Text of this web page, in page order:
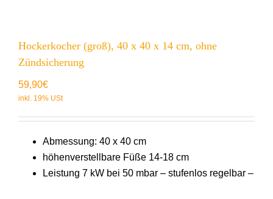
Hockerkocher (groß), 40 x 40 x 14 cm, ohne
Zündsicherung
59,90€
Abmessung: 40 x 40 cm
höhenverstellbare Füße 14-18 cm
Leistung 7 kW bei 50 mbar – stufenlos regelbar –